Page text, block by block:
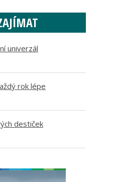
univerzál
rok lépe
destiček